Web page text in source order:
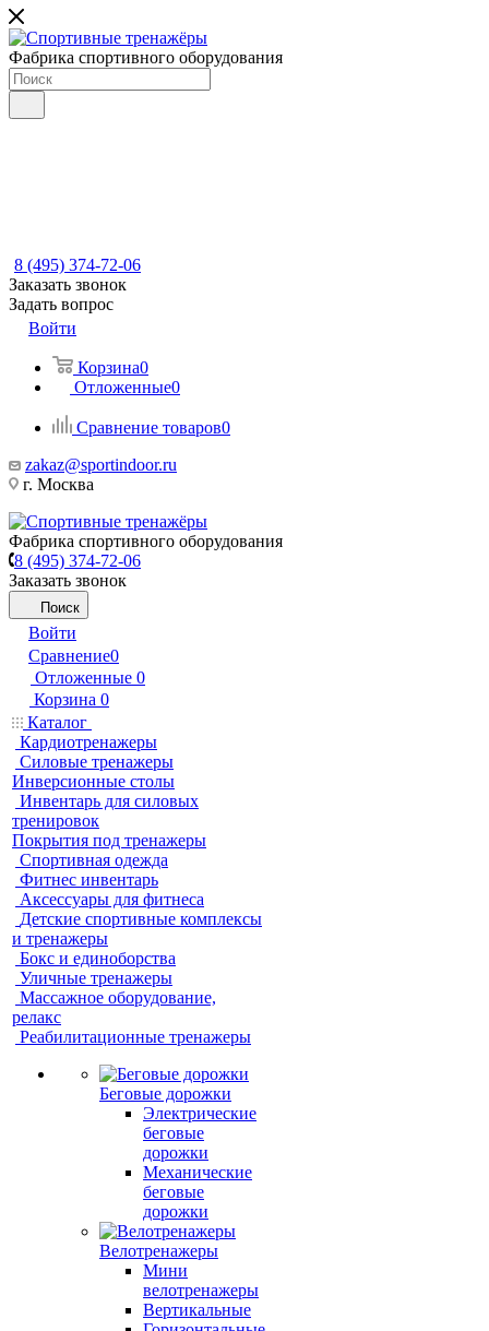
Фабрика спортивного оборудования
8 (495) 374-72-06
Заказать звонок
Задать вопрос
Войти
Корзина0
Отложенные0
Сравнение товаров0
zakaz@sportindoor.ru
г. Москва
Фабрика спортивного оборудования
8 (495) 374-72-06
Заказать звонок
Поиск
Войти
Сравнение0
Отложенные 0
Корзина 0
Каталог
Кардиотренажеры
Силовые тренажеры
Инверсионные столы
Инвентарь для силовых
тренировок
Покрытия под тренажеры
Спортивная одежда
Фитнес инвентарь
Аксессуары для фитнеса
Детские спортивные комплексы
и тренажеры
Бокс и единоборства
Уличные тренажеры
Массажное оборудование,
релакс
Реабилитационные тренажеры
Беговые дорожки
Электрические
беговые
дорожки
Механические
беговые
дорожки
Велотренажеры
Мини
велотренажеры
Вертикальные